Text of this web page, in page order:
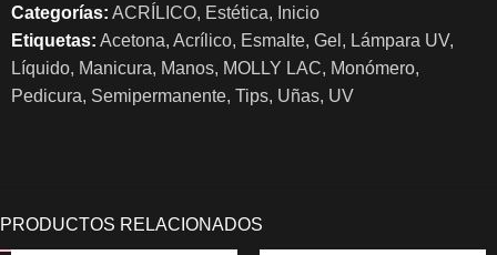
Categorías: ACRÍLICO, Estética, Inicio
Etiquetas: Acetona, Acrílico, Esmalte, Gel , Lámpara UV,
Líquido, Manicura, Manos, MOLLY LAC, Monómero,
Pedicura, Semipermanente, Tips, Uñas, UV